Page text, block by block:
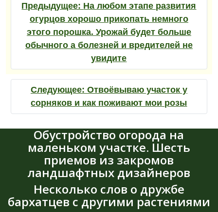
Предыдущее: На любом этапе развития
огурцов хорошо прикопать немного
этого порошка. Урожай будет больше
обычного а болезней и вредителей не
увидите
Следующее: Отвоёвываю участок у
сорняков и как поживают мои розы
Обустройство огорода на
маленьком участке. Шесть
приемов из закромов
ландшафтных дизайнеров
Несколько слов о дружбе
бархатцев с другими растениями